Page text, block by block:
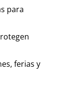
para
ferias y